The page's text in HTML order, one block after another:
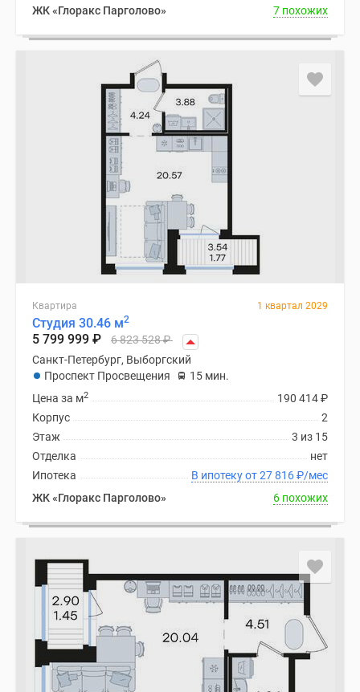
ЖК «Глоракс Парголово» 7 похожих
Квартира 1 квартал 2029
Студия 30.46 м2
5 799 999 ₽ 6 823 528₽
Санкт-Петербург, Выборгский
Проспект Просвещения
15 мин.
190 414₽
Цена за м2
2
Корпус
3 из 15
Этаж
нет
Отделка
В ипотеку от 27 816₽/мес
Ипотека
ЖК «Глоракс Парголово»
6 похожих